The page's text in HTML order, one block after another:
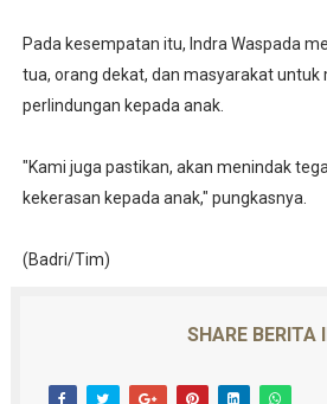
Pada kesempatan itu, Indra Waspada
tua, orang dekat, dan masyarakat untuk
perlindungan kepada anak.
"Kami juga pastikan, akan menindak
kekerasan kepada anak," pungkasnya.
(Badri/Tim)
SHARE BERITA